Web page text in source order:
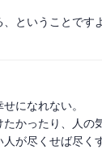
ということです
になれない。
かったり、人の
が尽くせば尽